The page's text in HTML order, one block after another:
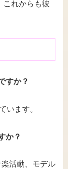
これからも彼
すか？
います。
か？
活動、モデル